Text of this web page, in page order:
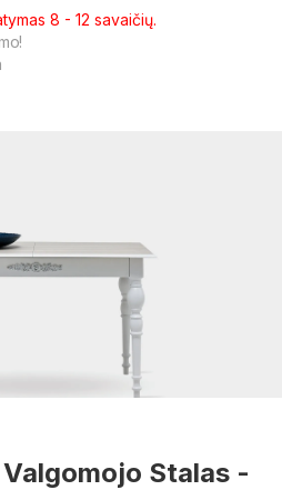
8 - 12 savaičių.
Stalas -